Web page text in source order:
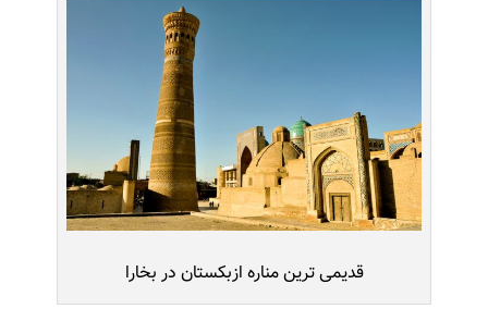
قدیمی ترین مناره ازبکستان در بخارا